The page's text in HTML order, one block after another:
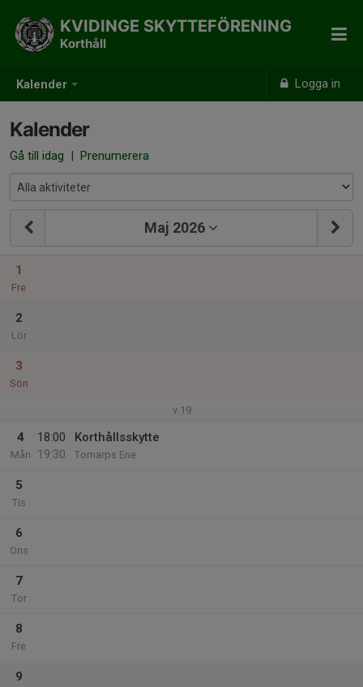
Kalender Logga in
KVIDINGE SKYTTEFÖRENING
Korthåll
Kalender
Gå till idag | Prenumerera
Maj 2026
1
Fre
2
Lör
3
Sön
v.19
4
Mån
18:00
19:30
Korthållsskytte
Tomarps Ene
5
Tis
6
Ons
7
Tor
8
Fre
9